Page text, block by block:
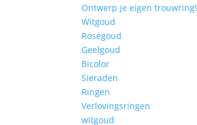
Ontwerp je eigen trouwring!
Witgoud
Roségoud
Geelgoud
Bicolor
Sieraden
Ringen
Verlovingsringen
witgoud